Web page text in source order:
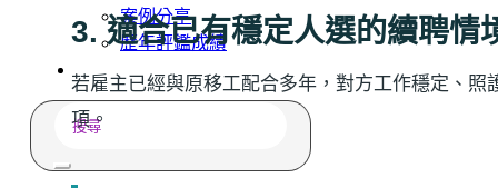
案例分享
歷年評鑑成績
失聯協尋
3. 適合已有穩定人選的續聘情
若雇主已經與原移工配合多年，對方工作穩定、
項。